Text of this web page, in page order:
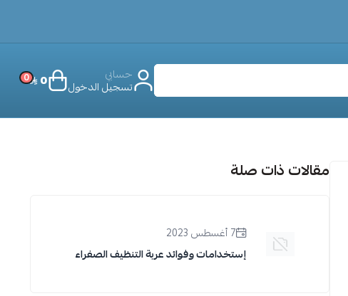
حسابي
تسجيل الدخول 0 0
مقالات ذات صلة
7 أغسطس 2023
إستخدامات وفوائد عربة التنظيف الصفراء